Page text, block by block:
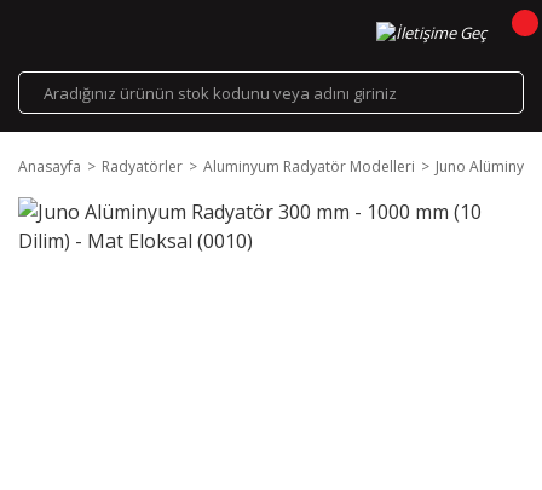
Anasayfa Radyatörler Aluminyum Radyatör Modelleri Juno